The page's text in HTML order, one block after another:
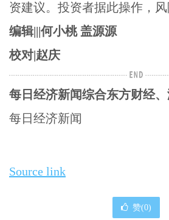
资建议。投资者据此操作，风
编辑|||何小桃 盖源源
校对|赵庆
每日经济新闻综合东方财经
每日经济新闻
Source link
赞(0)